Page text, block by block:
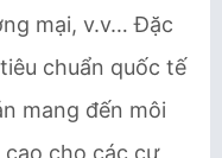
mại, v.v… Đặc
chuẩn quốc tế
mang đến môi
cho các cư